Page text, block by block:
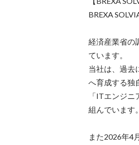
BREXA
経済産業省の
ています。
当社は、過去
へ育成する独
「ITエンジ
組んでいます。
また2026年4